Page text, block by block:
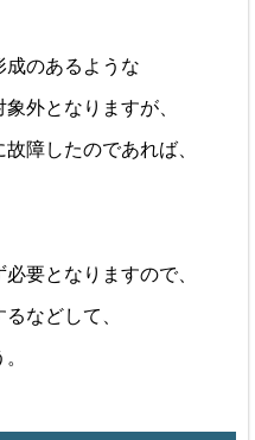
成のあるような
外となりますが、
障したのであれば、
要となりますので、
などして、